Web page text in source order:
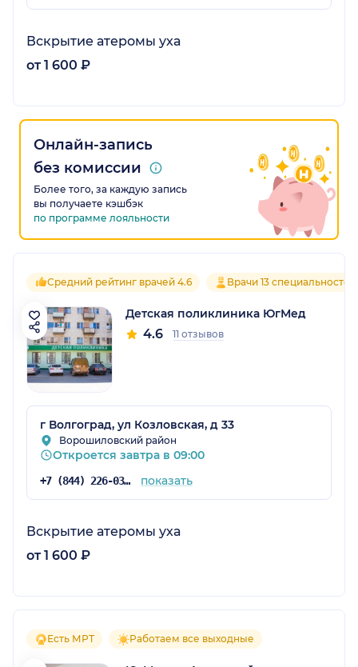
Вскрытие атеромы уха
от 1 600 ₽
Онлайн-запись
без комиссии
Более того, за каждую запись
вы получаете кэшбэк
по программе лояльности
Средний рейтинг врачей 4.6 Врачи 13 специальностей
Детская поликлиника ЮгМед
4.6 11 отзывов
г Волгоград, ул Козловская, д 33
Ворошиловский район
Откроется завтра в 09:00
+7 (844) 226-03-60 показать
Вскрытие атеромы уха
от 1 600 ₽
Есть МРТ Работаем все выходные